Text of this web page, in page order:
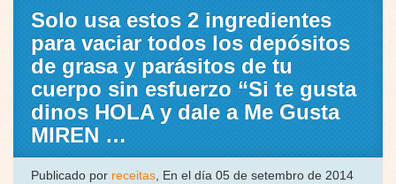
Solo usa estos 2 ingredientes
para vaciar todos los depósitos
de grasa y parásitos de tu
cuerpo sin esfuerzo “Si te gusta
dinos HOLA y dale a Me Gusta
MIREN …
Publicado por receitas, En el día 05 de setembro de 2014